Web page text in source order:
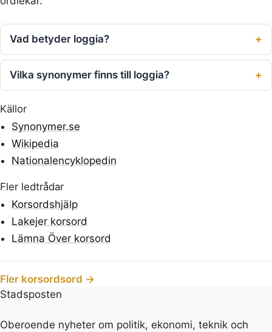
Vad betyder loggia?
Vilka synonymer finns till loggia?
Källor
Synonymer.se
Wikipedia
Nationalencyklopedin
Fler ledtrådar
Korsordshjälp
Lakejer korsord
Lämna Över korsord
Fler korsordsord →
Stadsposten
Oberoende nyheter om politik, ekonomi, teknik och